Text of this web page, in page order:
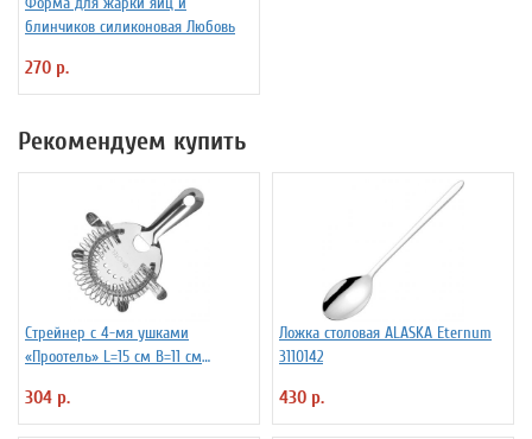
блинчиков силиконовая Любовь
270 р.
Рекомендуем купить
Стрейнер с 4-мя ушками
«Проотель» L=15 см B=11 см
304 р.
Ложка столовая ALASKA Eternum
3110142
430 р.